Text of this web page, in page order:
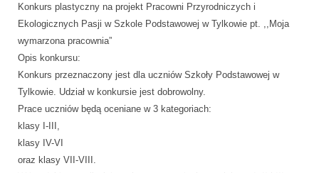
Konkurs plastyczny na projekt Pracowni Przyrodniczych i
Ekologicznych Pasji w Szkole Podstawowej w Tylkowie pt. ,,Moja
wymarzona pracownia”
Opis konkursu:
Konkurs przeznaczony jest dla uczniów Szkoły Podstawowej w
Tylkowie. Udział w konkursie jest dobrowolny.
Prace uczniów będą oceniane w 3 kategoriach:
klasy I-III,
klasy IV-VI
oraz klasy VII-VIII.